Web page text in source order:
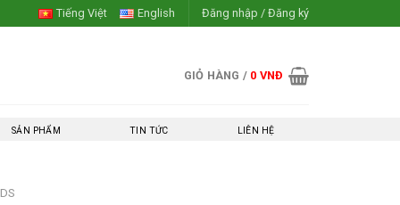
Tiếng Việt English Đăng nhập / Đăng ký
GIỎ HÀNG / 0 VNĐ
SẢN PHẨM TIN TỨC LIÊN HỆ